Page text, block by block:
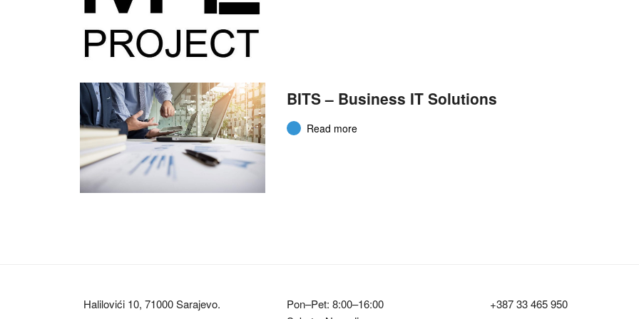
BITS – Business IT Solutions
Read more
Halilovići 10, 71000 Sarajevo.
Pon–Pet: 8:00–16:00
+387 33 465 950